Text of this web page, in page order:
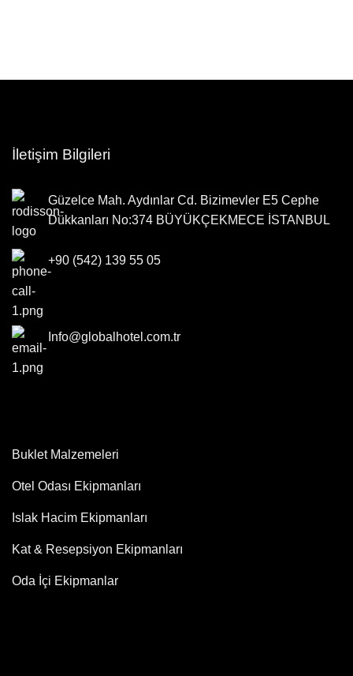
İletişim Bilgileri
Güzelce Mah. Aydınlar Cd. Bizimevler E5 Cephe
Dükkanları No:374 BÜYÜKÇEKMECE İSTANBUL
+90 (542) 139 55 05
Info@globalhotel.com.tr
Buklet Malzemeleri
Otel Odası Ekipmanları
Islak Hacim Ekipmanları
Kat & Resepsiyon Ekipmanları
Oda İçi Ekipmanlar